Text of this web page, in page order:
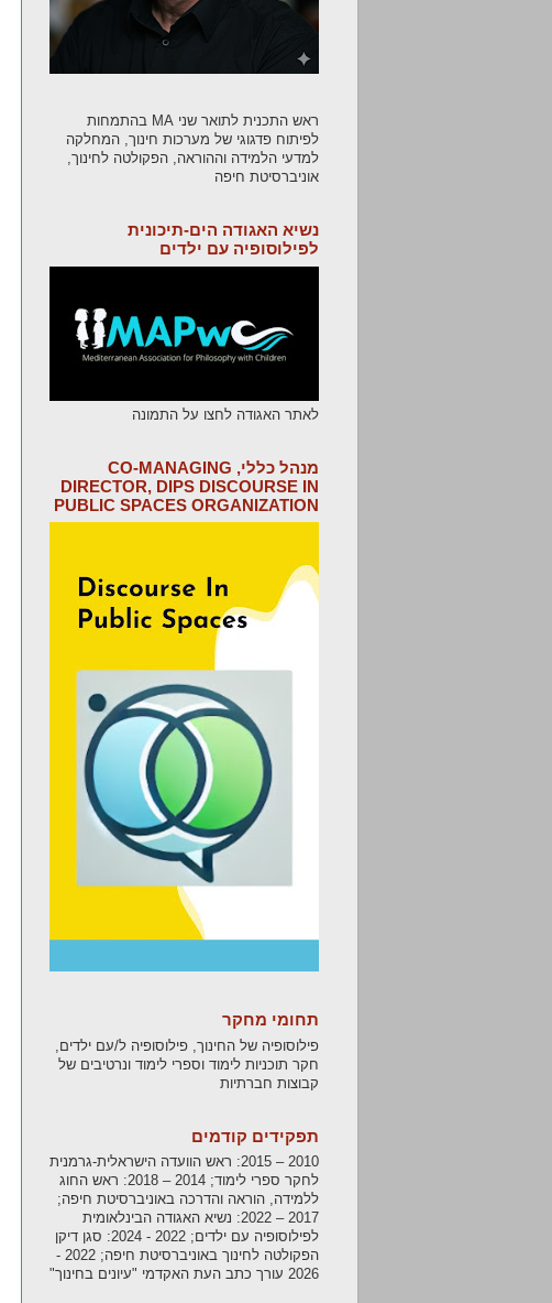
ראש התכנית לתואר שני MA בהתמחות
לפיתוח פדגוגי של מערכות חינוך, המחלקה
למדעי הלמידה וההוראה, הפקולטה לחינוך,
אוניברסיטת חיפה
נשיא האגודה הים-תיכונית
לפילוסופיה עם ילדים
לאתר האגודה לחצו על התמונה
מנהל כללי, CO-MANAGING
DIRECTOR, DIPS DISCOURSE IN
PUBLIC SPACES ORGANIZATION
תחומי מחקר
פילוסופיה של החינוך, פילוסופיה ל/עם ילדים,
חקר תוכניות לימוד וספרי לימוד ונרטיבים של
קבוצות חברתיות
תפקידים קודמים
2010 – 2015: ראש הוועדה הישראלית-גרמנית
לחקר ספרי לימוד; 2014 – 2018: ראש החוג
ללמידה, הוראה והדרכה באוניברסיטת חיפה;
2017 – 2022: נשיא האגודה הבינלאומית
לפילוסופיה עם ילדים; 2022 - 2024: סגן דיקן
הפקולטה לחינוך באוניברסיטת חיפה; 2022 -
2026 עורך כתב העת האקדמי "עיונים בחינוך"